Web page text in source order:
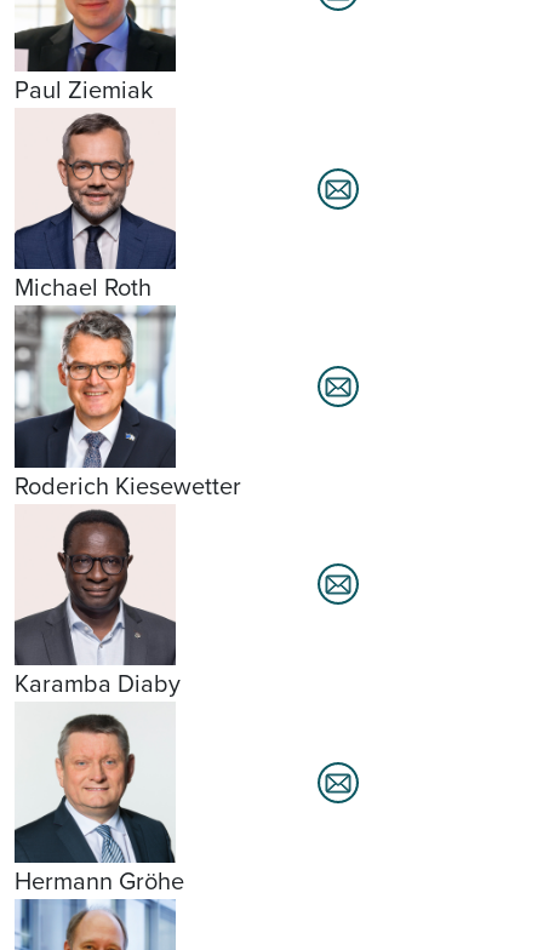
Paul Ziemiak
Michael Roth
Roderich Kiesewetter
Karamba Diaby
Hermann Gröhe